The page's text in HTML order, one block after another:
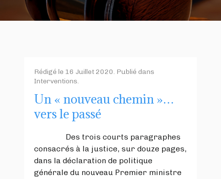
Rédigé le 16 Juillet 2020. Publié dans
Interventions.
Un « nouveau chemin »…
vers le passé
Des trois courts paragraphes
consacrés à la justice, sur douze pages,
dans la déclaration de politique
générale du nouveau Premier ministre